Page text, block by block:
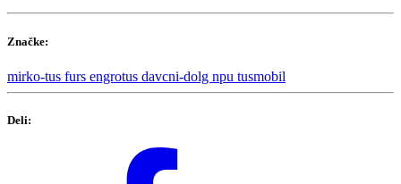
Značke:
mirko-tus furs engrotus davcni-dolg npu tusmobil
Deli: